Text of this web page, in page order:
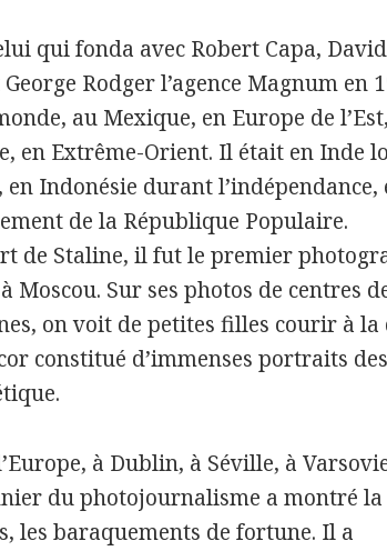
qui fonda avec Robert Capa,
Rodger l’agence Magnum en
au Mexique, en Europe de
en Extrême-Orient. Il était en Inde
Indonésie durant l’indépendance,
de la République Populaire.
de Staline, il fut le premier
Moscou. Sur ses photos de centres
on voit de petites filles courir à la
constitué d’immenses portraits
à Dublin, à Séville, à
du photojournalisme a montré la
les baraquements de fortune. Il a